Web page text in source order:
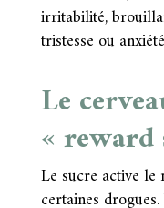
irritabilité,
tristesse ou
Le
« reward
Le sucre active
certaines